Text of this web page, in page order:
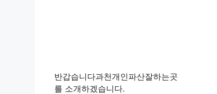
반갑습니다과천개인파산잘하는곳
를 소개하겠습니다.